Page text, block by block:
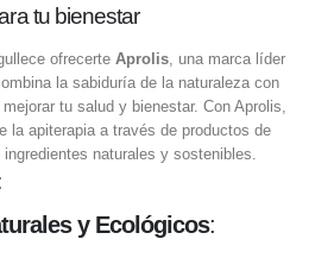
tu bienestar
ofrecerte Aprolis, una marca líder
la sabiduría de la naturaleza con
tu salud y bienestar. Con Aprolis,
la apiterapia a través de productos de
naturales y sostenibles.
y Ecológicos: